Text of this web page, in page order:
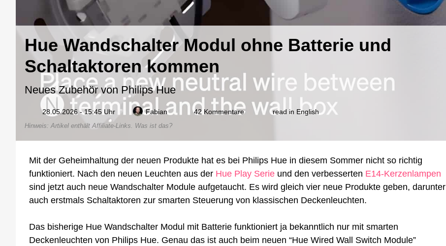
Hue Wandschalter Modul ohne Batterie und
Schaltaktoren kommen
Neues Zubehör von Philips Hue
28.05.2026 - 15:45 Uhr Fabian 42 Kommentarezu
Modul
Batterie
und
Schaltaktoren
read in English
Hinweis: Artikel enthält Affiliate-Links. Was ist das?
Mit der Geheimhaltung der neuen Produkte hat es bei Philips Hue in diesem Sommer nicht so richtig
funktioniert. Nach den neuen Leuchten aus der Hue Play Serie und den verbesserten E14-Kerzenlampen
sind jetzt auch neue Wandschalter Module aufgetaucht. Es wird gleich vier neue Produkte geben, darunter
auch erstmals Schaltaktoren zur smarten Steuerung von klassischen Deckenleuchten.
Das bisherige Hue Wandschalter Modul mit Batterie funktioniert ja bekanntlich nur mit smarten
Deckenleuchten von Philips Hue. Genau das ist auch beim neuen “Hue Wired Wall Switch Module”